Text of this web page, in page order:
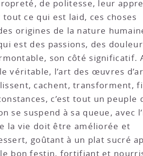
de politesse, leur
ce qui est laid, ces choses
origines de la nature
est des passions, des
son côté significatif.
véritable, l’art des œuvres
cachent, transforment,
c’est tout un peuple
se suspend à sa queue, avec
la vie doit être améliorée et
goûtant à un plat sucré
le bon festin, fortifiant et